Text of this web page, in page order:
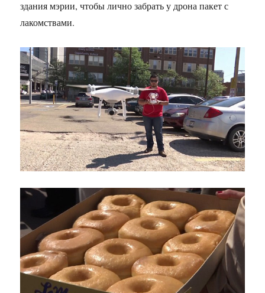
здания мэрии, чтобы лично забрать у дрона пакет с
лакомствами.